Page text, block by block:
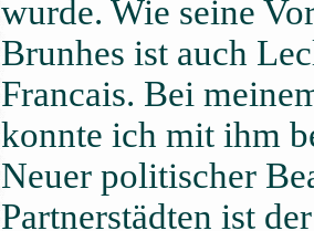
wurde. Wie seine
Brunhes ist auch
Francais. Bei
konnte ich mit ihm
Neuer politischer
Partnerstädten ist